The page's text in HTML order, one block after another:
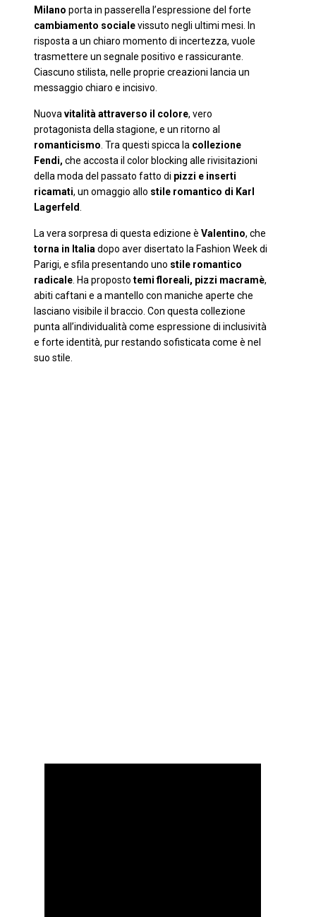
Milano porta in passerella l’espressione del forte
cambiamento socialevissuto negli ultimi mesi. In
risposta a un chiaro momento di incertezza, vuole
trasmettere un segnale positivo e rassicurante.
Ciascuno stilista, nelle proprie creazioni lancia un
messaggio chiaro e incisivo.
Nuovavitalità attraverso il colore, vero
protagonista della stagione, e un ritorno al
romanticismo. Tra questi spicca la collezione
Fendi, che accosta il color blocking alle rivisitazioni
della moda del passato fatto di pizzi e inserti
ricamati, un omaggio allo stile romantico di Karl
Lagerfeld.
La vera sorpresa di questa edizione è Valentino, che
torna in Italiadopo aver disertato la Fashion Week di
Parigi, e sfila presentando uno stile romantico
radicale. Ha proposto temi floreali, pizzi macramè,
abiti caftani e a mantello con maniche aperte che
lasciano visibile il braccio. Con questa collezione
punta all’individualità come espressione di inclusività
e forte identità, pur restando sofisticata come è nel
suo stile.